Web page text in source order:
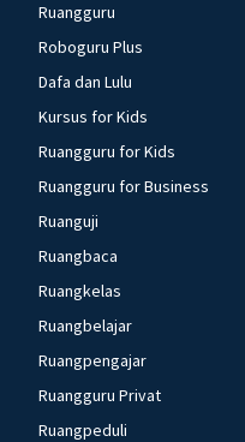
Ruangguru
Roboguru Plus
Dafa dan Lulu
Kursus for Kids
Ruangguru for Kids
Ruangguru for Business
Ruanguji
Ruangbaca
Ruangkelas
Ruangbelajar
Ruangpengajar
Ruangguru Privat
Ruangpeduli